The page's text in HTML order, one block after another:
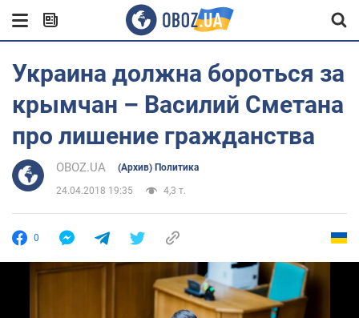
Украина должна бороться за
крымчан – Василий Сметана
про лишение гражданства
OBOZ.UA (Архив) Политика
24.04.2018 19:35 4,3 т.
0